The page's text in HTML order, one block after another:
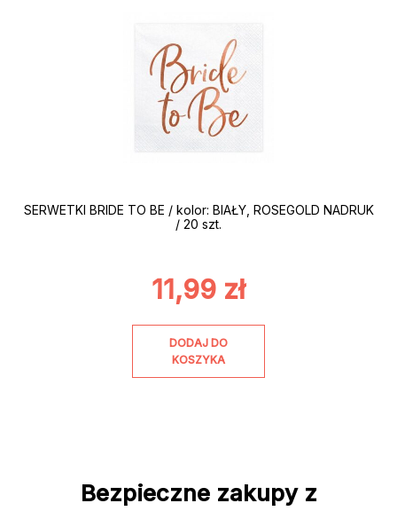
SERWETKI BRIDE TO BE / kolor: BIAŁY, ROSEGOLD NADRUK
/ 20 szt.
11,99 zł
DODAJ DO
KOSZYKA
Bezpieczne zakupy z